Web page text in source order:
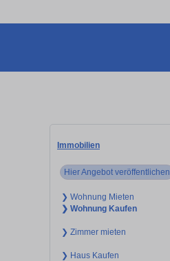
Immobilien
Hier Angebot veröffentlichen
❯ Wohnung Mieten
❯ Wohnung Kaufen
❯ Zimmer mieten
❯ Haus Kaufen